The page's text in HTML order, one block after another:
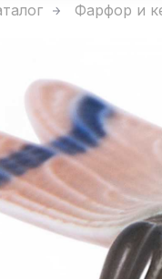
Фарфор и